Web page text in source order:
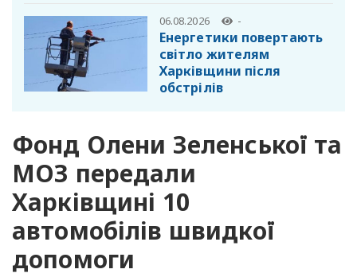
06.08.2026 -
Енергетики повертають
світло жителям
Харківщини після
обстрілів
Фонд Олени Зеленської та
МОЗ передали
Харківщині 10
автомобілів швидкої
допомоги